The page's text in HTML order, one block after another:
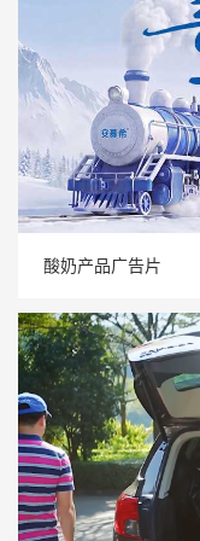
酸奶产品广告片
酸奶产品广告片